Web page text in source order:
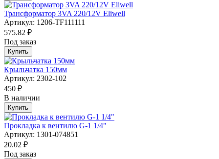
Трансформатор 3VA 220/12V Eliwell
Артикул: 1206-TF111111
575.82 ₽
Под заказ
Купить
Крыльчатка 150мм
Артикул: 2302-102
450 ₽
В наличии
Купить
Прокладка к вентилю G-1 1/4"
Артикул: 1301-074851
20.02 ₽
Под заказ